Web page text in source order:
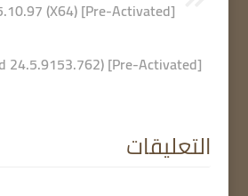
التعليقات